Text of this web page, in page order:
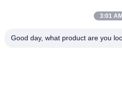
10 brosses synthétiques molles
PCs, maquillage de base balaye la
3:01 AM
Good day, what product are you